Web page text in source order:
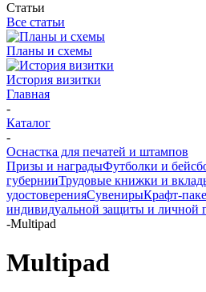
Статьи
Все статьи
Планы и схемы
История визитки
Главная
-
Каталог
-
Оснастка для печатей и штампов
Призы и наградыФутболки и
губернииТрудовые книжки и
удостоверенияСувенирыКрафт-
индивидуальной защиты и личной
-Multipad
Multipad